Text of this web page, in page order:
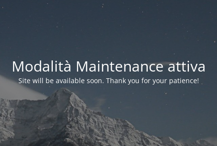
Modalità Maintenance attiva
Site will be available soon. Thank you for your patience!